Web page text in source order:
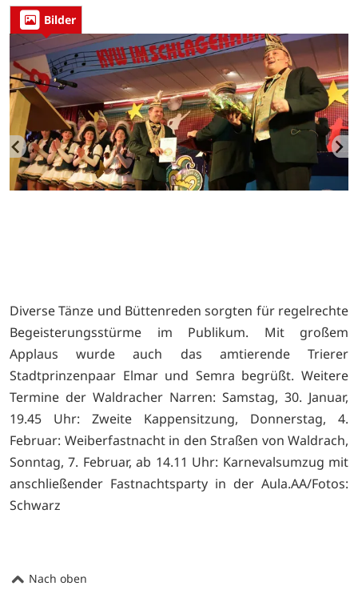
Bilder
Diverse Tänze und Büttenreden sorgten für regelrechte
Begeisterungsstürme im Publikum. Mit großem
Applaus wurde auch das amtierende Trierer
Stadtprinzenpaar Elmar und Semra begrüßt. Weitere
Termine der Waldracher Narren: Samstag, 30. Januar,
19.45 Uhr: Zweite Kappensitzung, Donnerstag, 4.
Februar: Weiberfastnacht in den Straßen von Waldrach,
Sonntag, 7. Februar, ab 14.11 Uhr: Karnevalsumzug mit
anschließender Fastnachtsparty in der Aula.AA/Fotos:
Schwarz
Nach oben